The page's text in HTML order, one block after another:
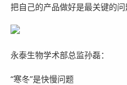
把自己的产品做好是最关键的问
永泰生物学术部总监孙磊：
“寒冬”是快慢问题